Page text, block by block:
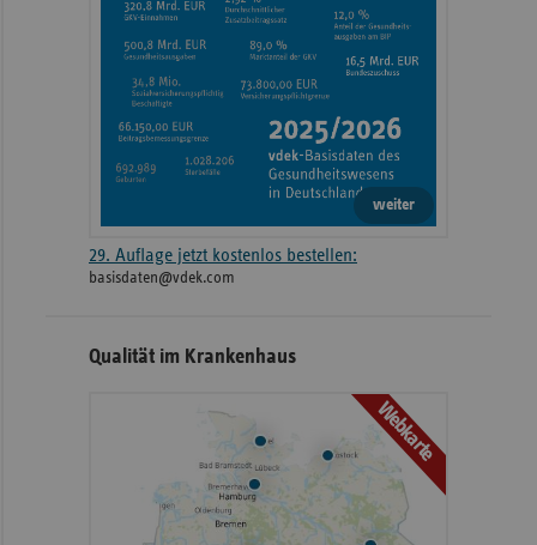
weiter
29. Auflage jetzt kostenlos bestellen:
basisdaten@vdek.com
Qualität im Krankenhaus
Webkarte